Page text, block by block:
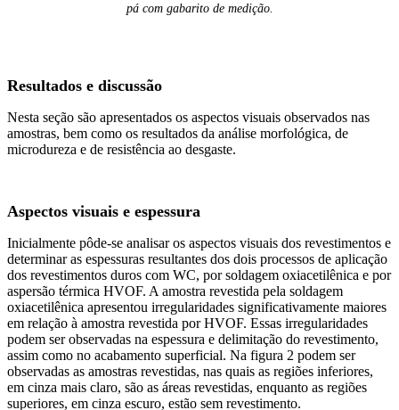
pá com gabarito de medição.
Resultados e discussão
Nesta seção são apresentados os aspectos visuais observados nas
amostras, bem como os resultados da análise morfológica, de
microdureza e de resistência ao desgaste.
Aspectos visuais e espessura
Inicialmente pôde-se analisar os aspectos visuais dos revestimentos e
determinar as espessuras resultantes dos dois processos de aplicação
dos revestimentos duros com WC, por soldagem oxiacetilênica e por
aspersão térmica HVOF. A amostra revestida pela soldagem
oxiacetilênica apresentou irregularidades significativamente maiores
em relação à amostra revestida por HVOF. Essas irregularidades
podem ser observadas na espessura e delimitação do revestimento,
assim como no acabamento superficial. Na figura 2 podem ser
observadas as amostras revestidas, nas quais as regiões inferiores,
em cinza mais claro, são as áreas revestidas, enquanto as regiões
superiores, em cinza escuro, estão sem revestimento.